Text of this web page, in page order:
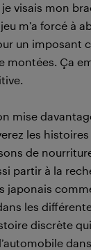
visais mon
m’a forcé à
un imposant
montées. Ça
mise
les
de
partir à la
japonais
les
discrète